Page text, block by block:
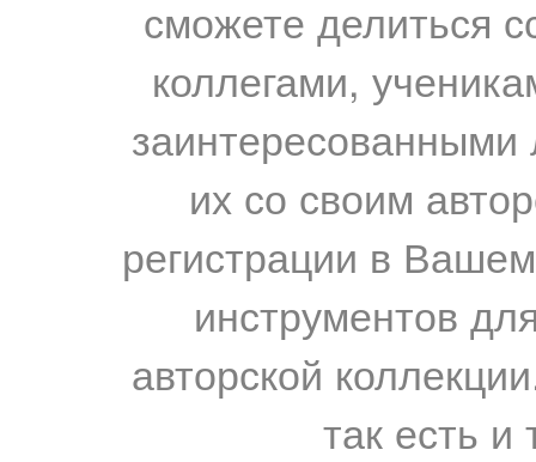
сможете делиться
коллегами,
их со своим
регистрации в
инструментов
авторской
так есть и